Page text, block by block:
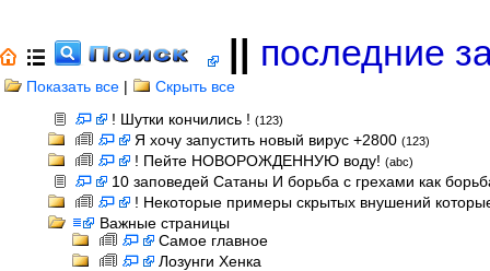
|| последние
Показать все |
Скрыть все
! Шутки кончились ! (123)
Я хочу запустить новый вирус +2800 (123)
! Пейте НОВОРОЖДЕННУЮ воду! (abc)
10 заповедей Сатаны И борьба с грехами как
! Некоторые примеры скрытых внушений
Важные страницы
Самое главное
Лозунги Хенка